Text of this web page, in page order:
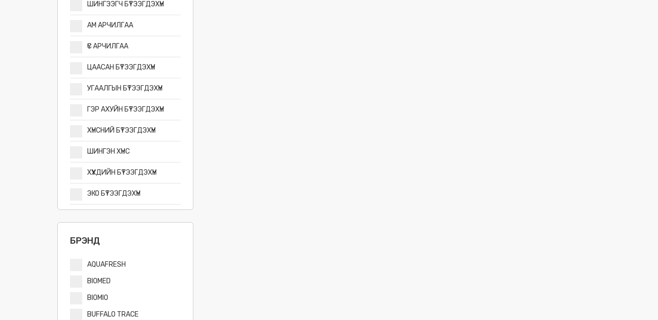
ШИНГЭЭГЧ БҮТЭЭГДЭХҮҮН
АМ АРЧИЛГАА
ҮС АРЧИЛГАА
ЦААСАН БҮТЭЭГДЭХҮҮН
УГААЛГЫН БҮТЭЭГДЭХҮҮН
ГЭР АХУЙН БҮТЭЭГДЭХҮҮН
ХҮНСНИЙ БҮТЭЭГДЭХҮҮН
ШИНГЭН ХҮНС
ХҮҮХДИЙН БҮТЭЭГДЭХҮҮН
ЭКО БҮТЭЭГДЭХҮҮН
БРЭНД
AQUAFRESH
BIOMED
BIOMIO
BUFFALO TRACE